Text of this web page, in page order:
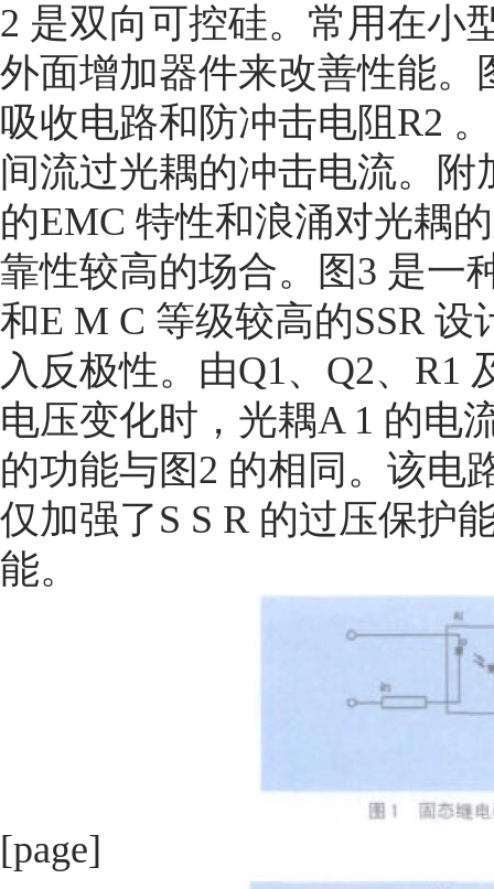
2 是双向可控硅。常用在小
外面增加器件来改善性能。
吸收电路和防冲击电阻R2
间流过光耦的冲击电流。附
的EMC 特性和浪涌对光耦
靠性较高的场合。图3 是一
和E M C 等级较高的SSR
入反极性。由Q1、Q2、R1
电压变化时，光耦A 1 的电
的功能与图2 的相同。该电
仅加强了S S R 的过压保护
能。
[page]